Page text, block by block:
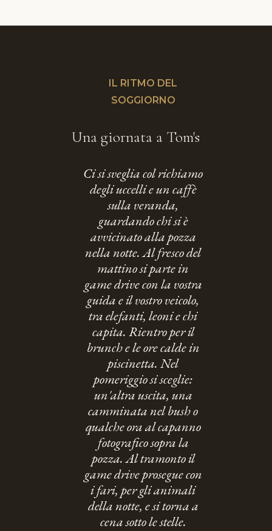
IL RITMO DEL
SOGGIORNO
Una giornata a Tom's
Ci si sveglia col richiamo
degli uccelli e un caffè
sulla veranda,
guardando chi si è
avvicinato alla pozza
nella notte. Al fresco del
mattino si parte in
game drive con la vostra
guida e il vostro veicolo,
tra elefanti, leoni e chi
capita. Rientro per il
brunch e le ore calde in
piscinetta. Nel
pomeriggio si sceglie:
un'altra uscita, una
camminata nel bush o
qualche ora al capanno
fotografico sopra la
pozza. Al tramonto il
game drive prosegue con
i fari, per gli animali
della notte, e si torna a
cena sotto le stelle.